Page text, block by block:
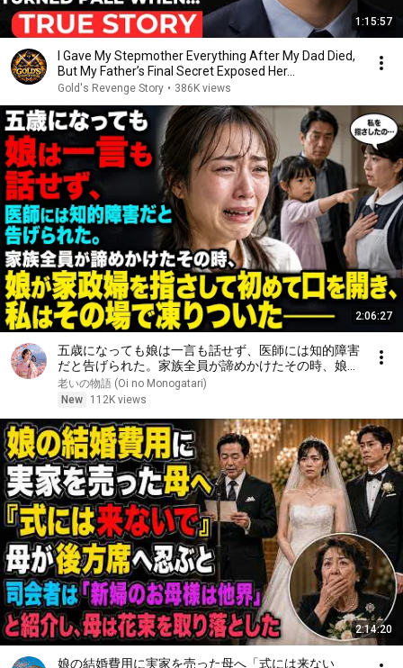
1:15:57
I Gave My Stepmother Everything After My Dad Died,
But My Father’s Final Secret Exposed Her...
Gold's Revenge Story • 386K views
2:06:27
五歳になっても娘は一言も話せず、医師には知的障害
だと告げられた。家族全員が諦めかけたその時、娘が
家政婦を指さして初めて口を開き、私はその場で凍り
ついた――
老いの物語 (Oi no Monogatari)
New
112K views
2:14:20
娘の結婚費用に実家を売った母へ「式には来ない